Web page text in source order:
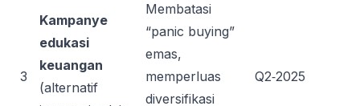
3
Kampanye
edukasi
keuangan
(alternatif
Membatasi
“panic buying”
emas,
memperluas
diversifikasi
Q2‑2025